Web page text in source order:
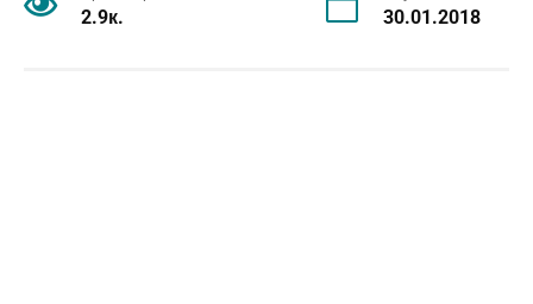
2.9к. 30.01.2018